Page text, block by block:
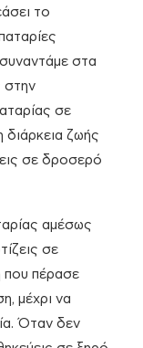
το
στα
στην
σε
διάρκεια ζωής
σε δροσερό
αμέσως
σε
που πέρασε
μέχρι να
Όταν δεν